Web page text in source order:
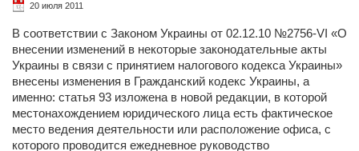
20 июля 2011
В соответствии с Законом Украины от 02.12.10 №2756-VI «О
внесении изменений в некоторые законодательные акты
Украины в связи с принятием налогового кодекса Украины»
внесены изменения в Гражданский кодекс Украины, а
именно: статья 93 изложена в новой редакции, в которой
местонахождением юридического лица есть фактическое
место ведения деятельности или расположение офиса, с
которого проводится ежедневное руководство